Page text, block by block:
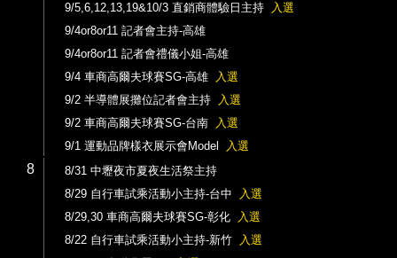
9/5,6,12,13,19&10/3 直銷商體驗日主持
入選
9/4or8or11 記者會主持-高雄
9/4or8or11 記者會禮儀小姐-高雄
9/4 車商高爾夫球賽SG-高雄
入選
9/2 半導體展攤位記者會主持
入選
9/2 車商高爾夫球賽SG-台南
入選
9/1 運動品牌樣衣展示會Model
入選
8
8/31 中壢夜市夏夜生活祭主持
8/29 自行車試乘活動小主持-台中
入選
8/29,30 車商高爾夫球賽SG-彰化
入選
8/22 自行車試乘活動小主持-新竹
入選